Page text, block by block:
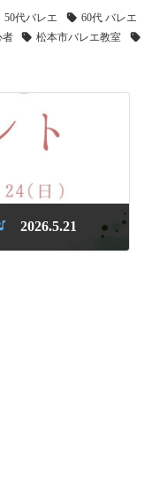
50代バレエ 60代 バレエ
者
松本市バレエ教室
2026.5.21